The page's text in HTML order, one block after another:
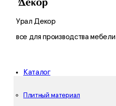
Урал Декор
все для производства мебели
Каталог
Плитный материал